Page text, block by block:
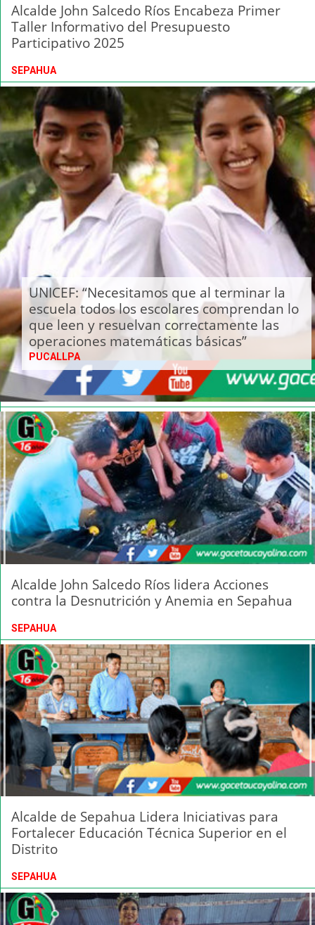
Alcalde John Salcedo Ríos Encabeza Primer
Taller Informativo del Presupuesto
Participativo 2025
SEPAHUA
UNICEF: “Necesitamos que al terminar la
escuela todos los escolares comprendan lo
que leen y resuelvan correctamente las
operaciones matemáticas básicas”
PUCALLPA
Alcalde John Salcedo Ríos lidera Acciones
contra la Desnutrición y Anemia en Sepahua
SEPAHUA
Alcalde de Sepahua Lidera Iniciativas para
Fortalecer Educación Técnica Superior en el
Distrito
SEPAHUA